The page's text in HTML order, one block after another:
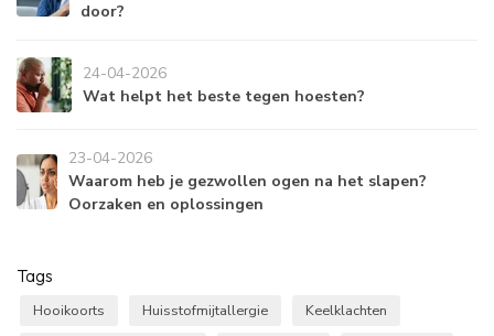
door?
24-04-2026
Wat helpt het beste tegen hoesten?
23-04-2026
Waarom heb je gezwollen ogen na het slapen?
Oorzaken en oplossingen
Tags
Hooikoorts Huisstofmijtallergie
Keelklachten